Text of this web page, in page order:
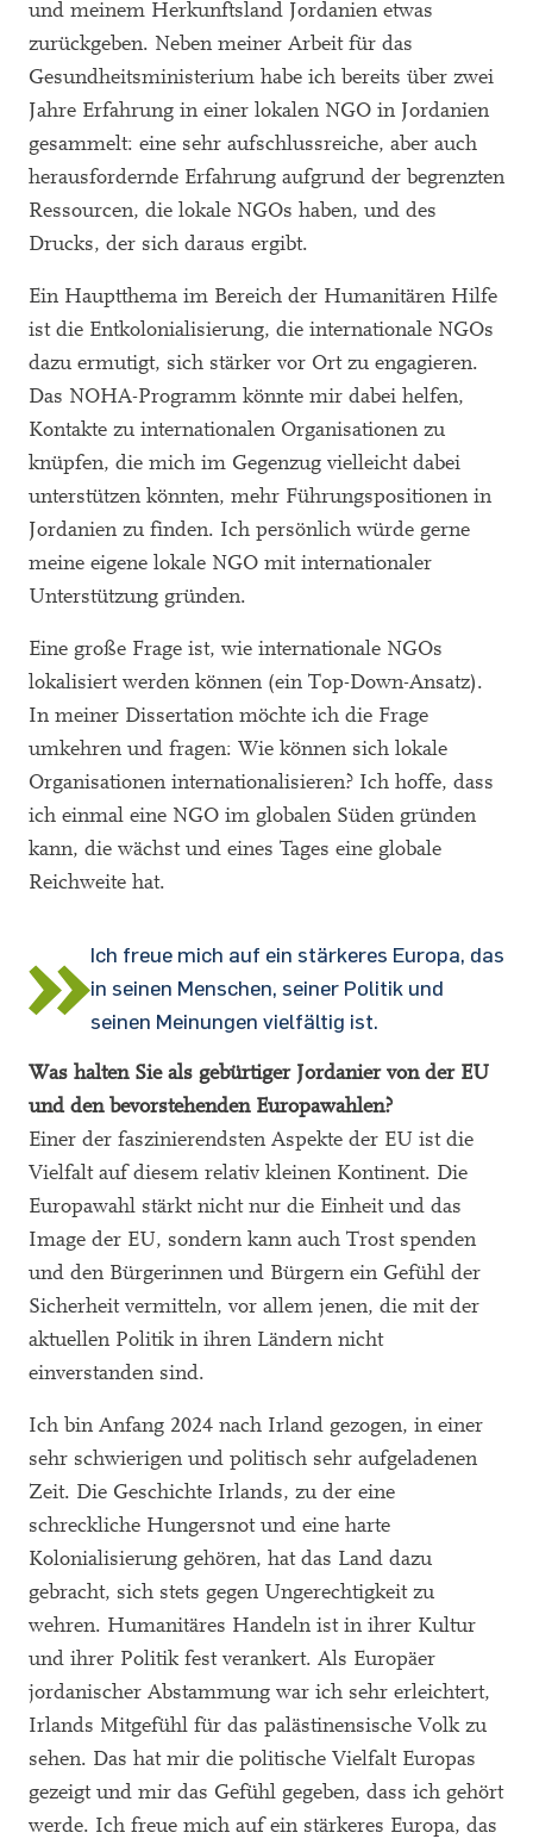
und meinem Herkunftsland Jordanien etwas
zurückgeben. Neben meiner Arbeit für das
Gesundheitsministerium habe ich bereits über zwei
Jahre Erfahrung in einer lokalen NGO in Jordanien
gesammelt: eine sehr aufschlussreiche, aber auch
herausfordernde Erfahrung aufgrund der begrenzten
Ressourcen, die lokale NGOs haben, und des
Drucks, der sich daraus ergibt.
Ein Hauptthema im Bereich der Humanitären Hilfe
ist die Entkolonialisierung, die internationale NGOs
dazu ermutigt, sich stärker vor Ort zu engagieren.
Das NOHA-Programm könnte mir dabei helfen,
Kontakte zu internationalen Organisationen zu
knüpfen, die mich im Gegenzug vielleicht dabei
unterstützen könnten, mehr Führungspositionen in
Jordanien zu finden. Ich persönlich würde gerne
meine eigene lokale NGO mit internationaler
Unterstützung gründen.
Eine große Frage ist, wie internationale NGOs
lokalisiert werden können (ein Top-Down-Ansatz).
In meiner Dissertation möchte ich die Frage
umkehren und fragen: Wie können sich lokale
Organisationen internationalisieren? Ich hoffe, dass
ich einmal eine NGO im globalen Süden gründen
kann, die wächst und eines Tages eine globale
Reichweite hat.
Ich freue mich auf ein stärkeres Europa, das
in seinen Menschen, seiner Politik und
seinen Meinungen vielfältig ist.
Was halten Sie als gebürtiger Jordanier von der EU
und den bevorstehenden Europawahlen?
Einer der faszinierendsten Aspekte der EU ist die
Vielfalt auf diesem relativ kleinen Kontinent. Die
Europawahl stärkt nicht nur die Einheit und das
Image der EU, sondern kann auch Trost spenden
und den Bürgerinnen und Bürgern ein Gefühl der
Sicherheit vermitteln, vor allem jenen, die mit der
aktuellen Politik in ihren Ländern nicht
einverstanden sind.
Ich bin Anfang 2024 nach Irland gezogen, in einer
sehr schwierigen und politisch sehr aufgeladenen
Zeit. Die Geschichte Irlands, zu der eine
schreckliche Hungersnot und eine harte
Kolonialisierung gehören, hat das Land dazu
gebracht, sich stets gegen Ungerechtigkeit zu
wehren. Humanitäres Handeln ist in ihrer Kultur
und ihrer Politik fest verankert. Als Europäer
jordanischer Abstammung war ich sehr erleichtert,
Irlands Mitgefühl für das palästinensische Volk zu
sehen. Das hat mir die politische Vielfalt Europas
gezeigt und mir das Gefühl gegeben, dass ich gehört
werde. Ich freue mich auf ein stärkeres Europa, das